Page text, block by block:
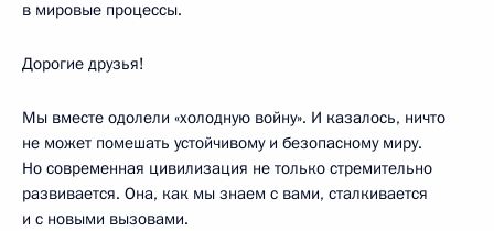
в мировые процессы.
Дорогие друзья!
Мы вместе одолели «холодную войну». И казалось, ничто
не может помешать устойчивому и безопасному миру.
Но современная цивилизация не только стремительно
развивается. Она, как мы знаем с вами, сталкивается
и с новыми вызовами.